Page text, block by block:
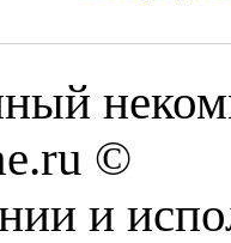
©
и